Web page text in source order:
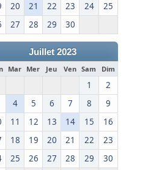
20 21 22 23 24
25
27 28 29 30
Juillet 2023
Mar Mer Jeu Ven Sam Dim
1
2
4 5 6 7 8
9
11 12 13 14 15
16
18 19 20 21 22
23
25 26 27 28 29 30